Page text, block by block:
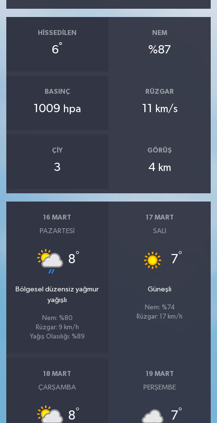
HISSEDILEN
6°
NEM
%87
BASINÇ
1009 hpa
RÜZGAR
11 km/s
ÇIY
3
GÖRÜŞ
4 km
16 MART
PAZARTESI
8°
Bölgesel düzensiz yağmur
yağışlı
Nem: %80
Rüzgar: 9 km/h
Yağış Olasılığı: %89
17 MART
SALI
7°
Güneşli
Nem: %74
Rüzgar: 17 km/h
18 MART
ÇARŞAMBA
8°
19 MART
PERŞEMBE
7°